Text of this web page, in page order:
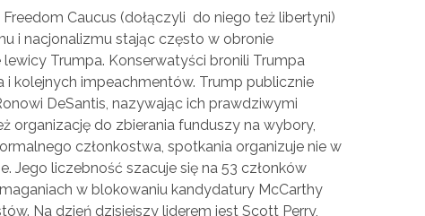
Caucus (dołączyli do niego też libertyni)
i nacjonalizmu stając często w obronie
Trumpa. Konserwatyści bronili Trumpa
kolejnych impeachmentów. Trump publicznie
DeSantis, nazywając ich prawdziwymi
organizację do zbierania funduszy na wybory,
członkostwa, spotkania organizuje nie w
Jego liczebność szacuje się na 53 członków
w blokowaniu kandydatury McCarthy
Na dzień dzisiejszy liderem jest Scott Perry,